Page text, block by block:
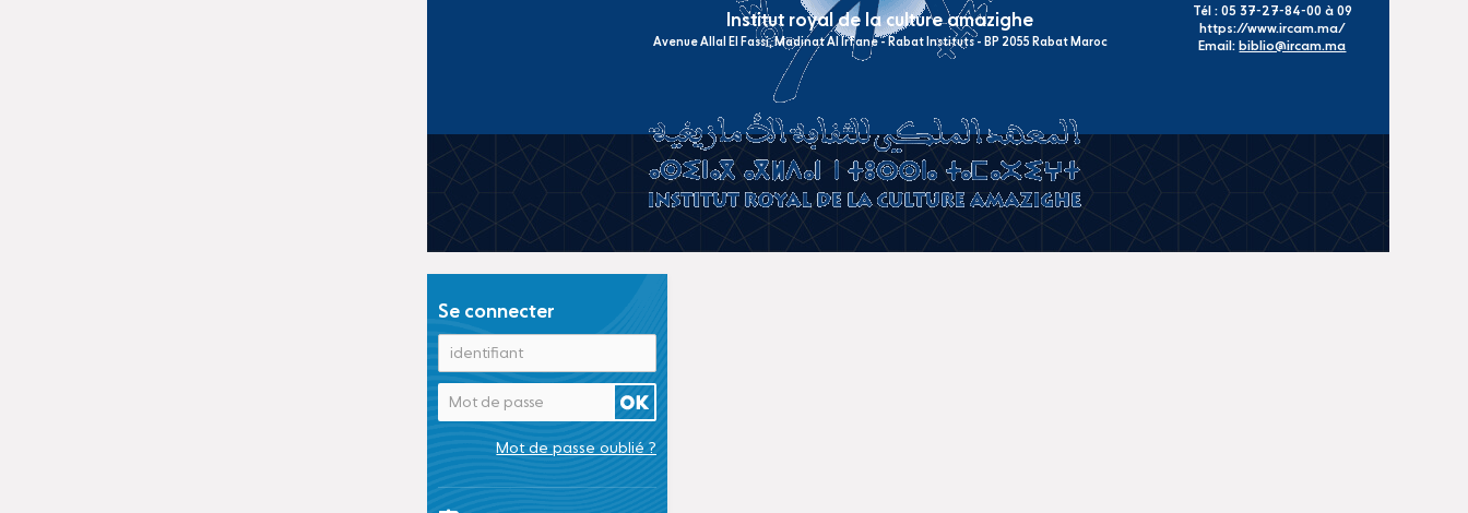
Institut royal de la culture amazighe
Avenue Allal El Fassi, Madinat Al Irfane - Rabat Instituts - BP 2055 Rabat Maroc
Tél : 05 37-27-84-00 à 09
https://www.ircam.ma/
Email: biblio@ircam.ma
Se connecter
Mot de passe oublié ?